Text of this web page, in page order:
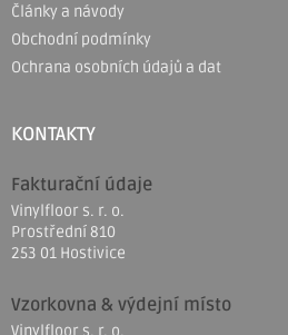
Články a návody
Obchodní podmínky
Ochrana osobních údajů a dat
KONTAKTY
Fakturační údaje
Vinylfloor s. r. o.
Prostřední 810
253 01 Hostivice
Vzorkovna & výdejní místo
Vinylfloor s. r. o.